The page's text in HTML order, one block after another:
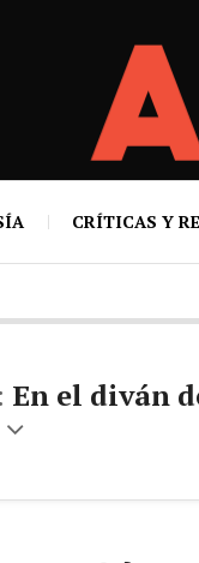
CRÍTICAS Y
En el diván